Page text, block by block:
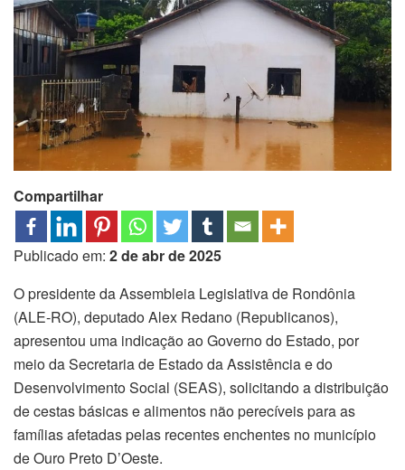
Compartilhar
Publicado em: 2 de abr de 2025
O presidente da Assembleia Legislativa de Rondônia
(ALE-RO), deputado Alex Redano (Republicanos),
apresentou uma indicação ao Governo do Estado, por
meio da Secretaria de Estado da Assistência e do
Desenvolvimento Social (SEAS), solicitando a distribuição
de cestas básicas e alimentos não perecíveis para as
famílias afetadas pelas recentes enchentes no município
de Ouro Preto D’Oeste.